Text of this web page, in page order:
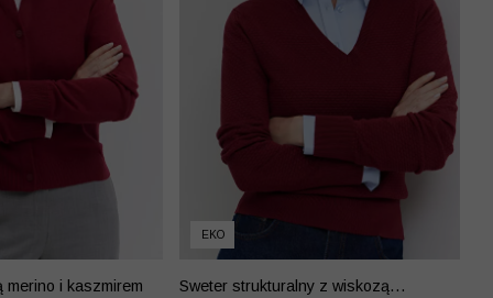
merino i kaszmirem
EKO
Sweter strukturalny z wiskozą